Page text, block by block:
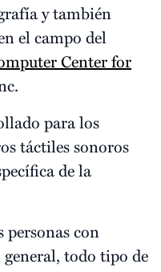
y también
el campo del
Center for
para los
táctiles sonoros
de la
personas con
todo tipo de